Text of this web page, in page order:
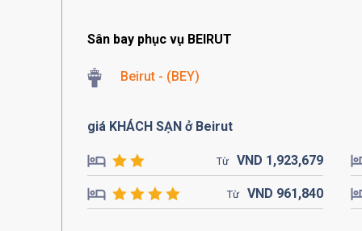
Sân bay phục vụ BEIRUT
Beirut - (BEY)
giá KHÁCH SẠN ở Beirut
Từ VND 1,923,679
Từ VND 961,840